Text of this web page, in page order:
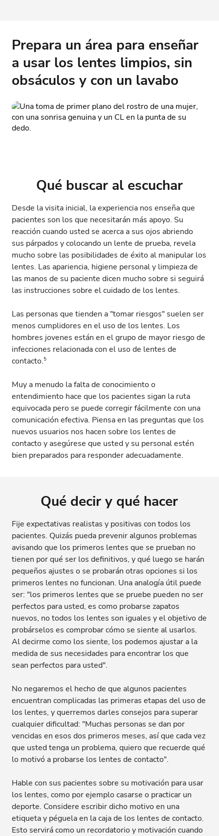
Prepara un área para enseñar
a usar los lentes limpios, sin
obsáculos y con un lavabo
Qué buscar al escuchar
Desde la visita inicial, la experiencia nos enseña que
pacientes son los que necesitarán más apoyo. Su
reacción cuando usted se acerca a sus ojos abriendo
sus párpados y colocando un lente de prueba, revela
mucho sobre las posibilidades de éxito al manipular los
lentes. Las apariencia, higiene personal y limpieza de
las manos de su paciente dicen mucho sobre si seguirá
las instrucciones sobre el cuidado de los lentes.
Las personas que tienden a "tomar riesgos" suelen ser
menos cumplidores en el uso de los lentes. Los
hombres jovenes están en el grupo de mayor riesgo de
infecciones relacionada con el uso de lentes de
contacto.5
Muy a menudo la falta de conocimiento o
entendimiento hace que los pacientes sigan la ruta
equivocada pero se puede corregir fácilmente con una
comunicación efectiva. Piensa en las preguntas que los
nuevos usuarios nos hacen sobre los lentes de
contacto y asegúrese que usted y su personal estén
bien preparados para responder adecuadamente.
Qué decir y qué hacer
Fije expectativas realistas y positivas con todos los
pacientes. Quizás pueda prevenir algunos problemas
avisando que los primeros lentes que se prueban no
tienen por qué ser los definitivos, y qué luego se harán
pequeños ajustes o se probarán otras opciones si los
primeros lentes no funcionan. Una analogía útil puede
ser: "los primeros lentes que se pruebe pueden no ser
perfectos para usted, es como probarse zapatos
nuevos, no todos los lentes son iguales y el objetivo de
probárselos es comprobar cómo se siente al usarlos.
Al decirme como los siente, los podemos ajustar a la
medida de sus necesidades para encontrar los que
sean perfectos para usted".
No negaremos el hecho de que algunos pacientes
encuentran complicadas las primeras etapas del uso de
los lentes, y querremos darles consejos para superar
cualquier dificultad: "Muchas personas se dan por
vencidas en esos dos primeros meses, así que cada vez
que usted tenga un problema, quiero que recuerde qué
lo motivó a probarse los lentes de contacto".
Hable con sus pacientes sobre su motivación para usar
los lentes, como por ejemplo casarse o practicar un
deporte. Considere escribir dicho motivo en una
etiqueta y péguela en la caja de los lentes de contacto.
Esto servirá como un recordatorio y motivación cuando